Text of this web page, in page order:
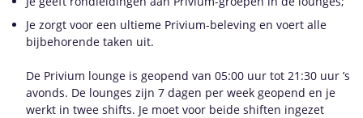
Je zorgt voor een ultieme Privium-beleving en voert alle
bijbehorende taken uit.
De Privium lounge is geopend van 05:00 uur tot 21:30 uur ’s
avonds. De lounges zijn 7 dagen per week geopend en je
werkt in twee shifts. Je moet voor beide shiften ingezet